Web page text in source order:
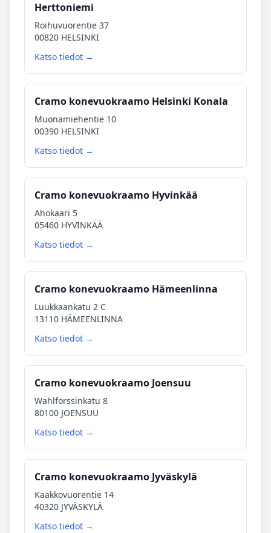
Herttoniemi
Roihuvuorentie 37
00820 HELSINKI
Katso tiedot →
Cramo konevuokraamo Helsinki Konala
Muonamiehentie 10
00390 HELSINKI
Katso tiedot →
Cramo konevuokraamo Hyvinkää
Ahokaari 5
05460 HYVINKÄÄ
Katso tiedot →
Cramo konevuokraamo Hämeenlinna
Luukkaankatu 2 C
13110 HÄMEENLINNA
Katso tiedot →
Cramo konevuokraamo Joensuu
Wahlforssinkatu 8
80100 JOENSUU
Katso tiedot →
Cramo konevuokraamo Jyväskylä
Kaakkovuorentie 14
40320 JYVÄSKYLÄ
Katso tiedot →